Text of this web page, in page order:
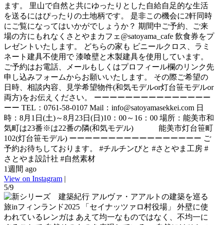
ます。 里山で自然と共にゆったりとした自給自足的な生活
を送るにはぴったりの土地柄です。 是非この機会に2軒同時
にご覧になってはいかがでしょうか？ 期間中ご予約、ご来
場の方にもれなくさとやまカフェ@satoyama_cafe 飲食券をプ
レゼントいたします。 どちらの家も ビニールクロス、ラミ
ネート建具不使用で 漆喰壁と木製建具を使用しています。
ご予約はお電話、メールもしくはプロフィール欄のリンク先
申し込みフォームからお願いいたします。 その際ご希望の
日時、相談内容、見学希望物件(和気モデルor灯台笹モデルor
両方)をお伝えください。 ーーーーーーーーーーーーーーー
ーー TEL：0761-58-0107 Mail：info@satoyamasekkei.com 日
時：8月1日(土)～8月23日(日)10：00～16：00 場所：能美市和
気町は23番※は22番の隣(和気モデル) 能美市灯台笹町
102(灯台笹モデル) ーーーーーーーーーーーーーーーーー ご
予約お待ちしております。 #チルチンびと #さとやま工房 #
さとやま設計社 #自然素材
1週間 ago
View on Instagram |
5/9